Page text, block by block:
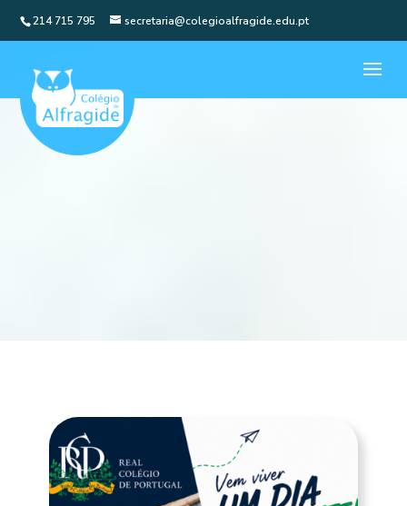
214 715 795 secretaria@colegioalfragide.edu.pt